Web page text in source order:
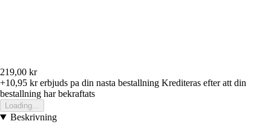
219,00 kr
+10,95 krerbjuds pa din nasta bestallning Krediteras efter att din
bestallning har bekraftats
Loading...
Beskrivning